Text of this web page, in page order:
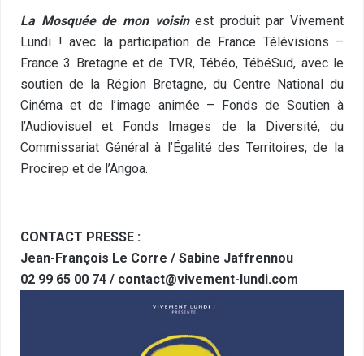
La Mosquée de mon voisinest produit par Vivement
Lundi ! avec la participation de France Télévisions –
France 3 Bretagne et de TVR, Tébéo, TébéSud, avec le
soutien de la Région Bretagne, du Centre National du
Cinéma et de l’image animée – Fonds de Soutien à
l’Audiovisuel et Fonds Images de la Diversité, du
Commissariat Général à l’Égalité des Territoires, de la
Procirep et de l’Angoa.
CONTACT PRESSE :
Jean-François Le Corre / Sabine Jaffrennou
02 99 65 00 74 / contact@vivement-lundi.com